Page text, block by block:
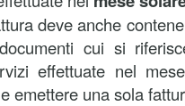
deve anche
cui si
effettuate nel
emettere una sola